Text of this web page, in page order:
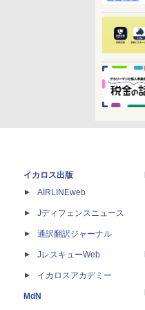
イカロス出版
AIRLINEweb
Jディフェンスニュース
通訳翻訳ジャーナル
JレスキューWeb
イカロスアカデミー
MdN